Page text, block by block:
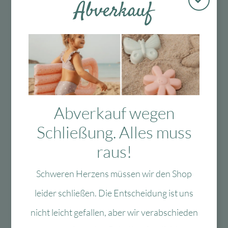
ab 99 €
Mit viel Liebe
ausgewählte &
verpackte
Produkte
30 Tage Rückgaberecht
Das Passt dazu
Das könnte Dir auch
gefallen
Abverkauf
Abverkauf wegen
Schließung. Alles muss
raus!
Schweren Herzens müssen wir den Shop
leider schließen. Die Entscheidung ist uns
nicht leicht gefallen, aber wir verabschieden